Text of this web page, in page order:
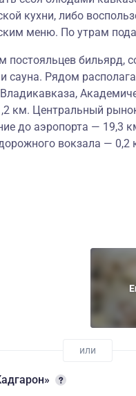
кухни, либо
меню. По утрам
постояльцев бильярд,
сауна. Рядом
км. Центральный
до аэропорта — 19,3
вокзала — 0,2